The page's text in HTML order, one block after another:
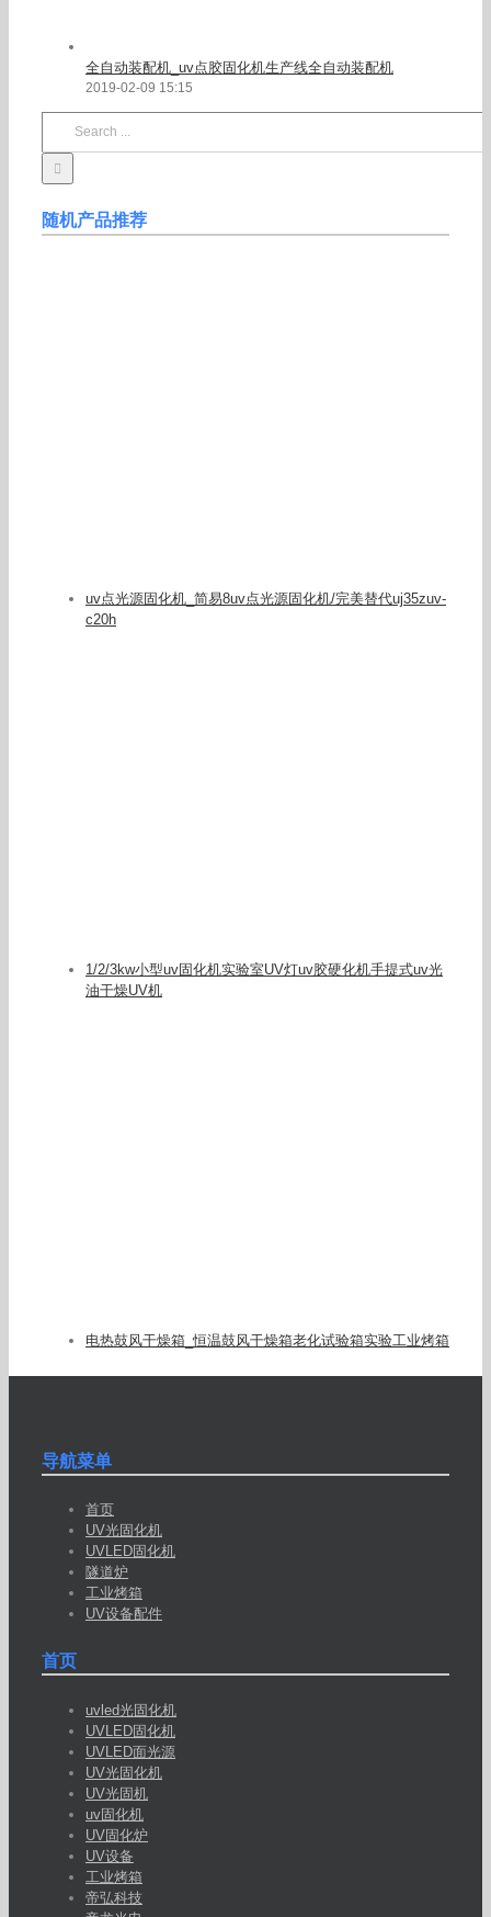
全自动装配机_uv点胶固化机生产线全自动装配机
2019-02-09 15:15
随机产品推荐
uv点光源固化机_简易8uv点光源固化机/完美替代uj35zuv-
c20h
1/2/3kw小型uv固化机实验室UV灯uv胶硬化机手提式uv光
油干燥UV机
电热鼓风干燥箱_恒温鼓风干燥箱老化试验箱实验工业烤箱
导航菜单
首页
UV光固化机
UVLED固化机
隧道炉
工业烤箱
UV设备配件
首页
uvled光固化机
UVLED固化机
UVLED面光源
UV光固化机
UV光固机
uv固化机
UV固化炉
UV设备
工业烤箱
帝弘科技